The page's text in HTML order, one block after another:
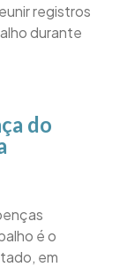
registros
durante
do
é o
em